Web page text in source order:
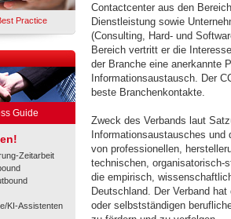
Practice
Guide
Zeitarbeit
KI-Assistenten
Contactcenter aus den
Dienstleistung sowie
(Consulting, Hard- und
Bereich vertritt er die
der Branche eine anerkannte
Informationsaustausch. Der
beste Branchenkontakte.
Zweck des Verbands laut
Informationsaustausches
von professionellen,
technischen, organisatorisch-
die empirisch,
Deutschland. Der Verband
oder selbstständigen